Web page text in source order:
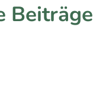
Beiträge